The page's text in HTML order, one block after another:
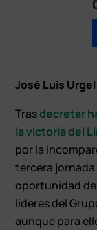
José Luis
Trasdecretar
la victoria del
por la
tercera jornada
oportunidad
líderes del
aunque para